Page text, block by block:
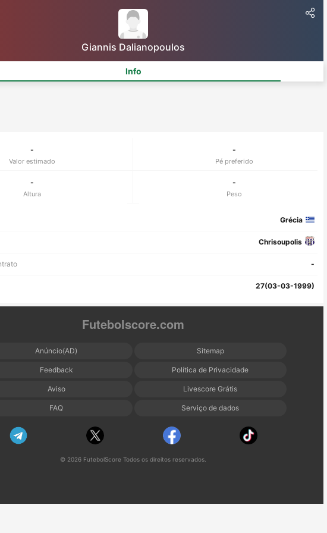
Giannis Dalianopoulos
Info
-
Valor estimado
-
Pé preferido
-
Altura
-
Peso
Grécia
Chrisoupolis
-
27(03-03-1999)
Futebolscore.com
Anúncio(AD) Sitemap
Feedback Política de Privacidade
Aviso Livescore Grátis
FAQ Serviço de dados
© 2026 FutebolScore Todos os direitos reservados.